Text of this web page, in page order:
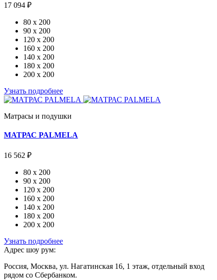
17 094 ₽
80 x 200
90 x 200
120 x 200
160 x 200
140 x 200
180 x 200
200 x 200
Узнать подробнее
Матрасы и подушки
МАТРАС PALMELA
16 562 ₽
80 x 200
90 x 200
120 x 200
160 x 200
140 x 200
180 x 200
200 x 200
Узнать подробнее
Адрес шоу рум:
Россия, Москва, ул. Нагатинская 16, 1 этаж, отдельный вход
рядом со Сбербанком.